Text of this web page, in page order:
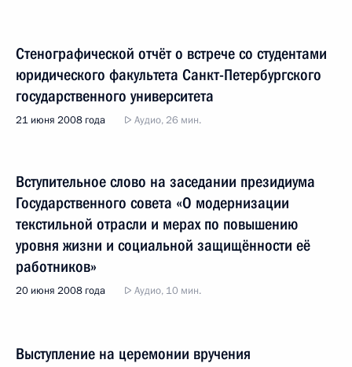
Стенографической отчёт о встрече со студентами
юридического факультета Санкт-Петербургского
государственного университета
21 июня 2008 года Аудио, 26 мин.
Вступительное слово на заседании президиума
Государственного совета «О модернизации
текстильной отрасли и мерах по повышению
уровня жизни и социальной защищённости её
работников»
20 июня 2008 года Аудио, 10 мин.
Выступление на церемонии вручения